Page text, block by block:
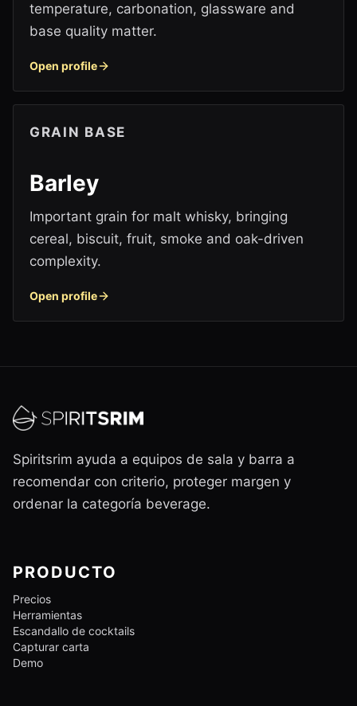
temperature, carbonation, glassware and
base quality matter.
Open profile
GRAIN BASE
Barley
Important grain for malt whisky, bringing
cereal, biscuit, fruit, smoke and oak-driven
complexity.
Open profile
Spiritsrim ayuda a equipos de sala y barra a
recomendar con criterio, proteger margen y
ordenar la categoría beverage.
PRODUCTO
Precios
Herramientas
Escandallo de cocktails
Capturar carta
Demo